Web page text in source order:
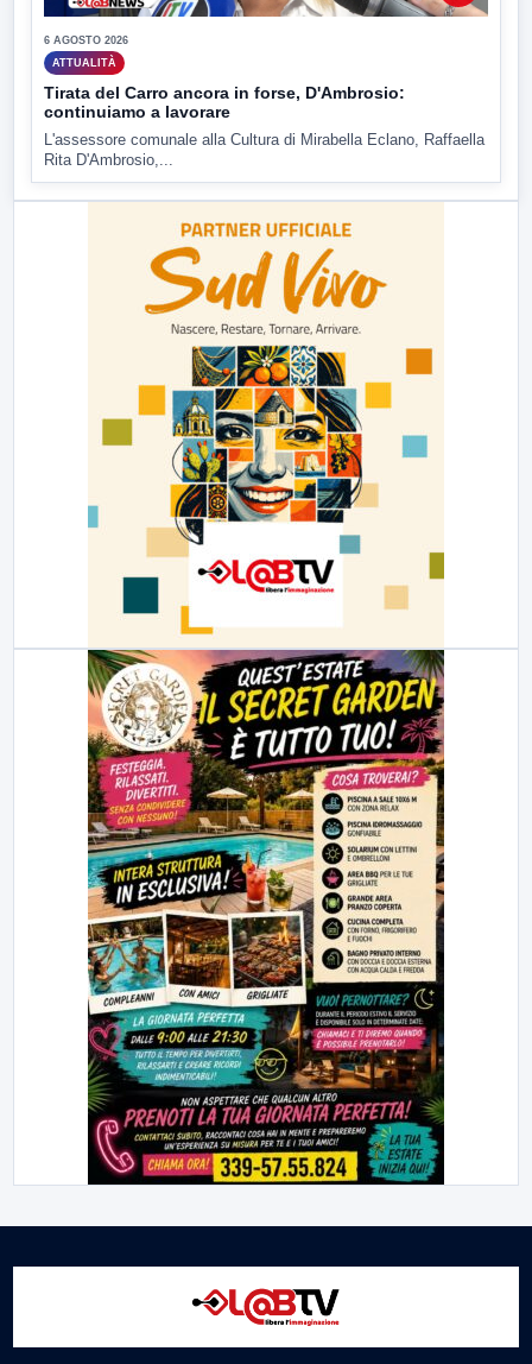
6 AGOSTO 2026
ATTUALITÀ
Tirata del Carro ancora in forse, D'Ambrosio:
continuiamo a lavorare
L'assessore comunale alla Cultura di Mirabella Eclano, Raffaella
Rita D'Ambrosio,...